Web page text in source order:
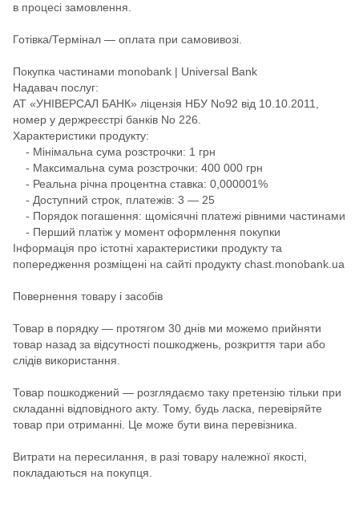
в процесі замовлення.
Готівка/Термінал — оплата при самовивозі.
Покупка частинами monobank | Universal Bank
Надавач послуг:
АТ «УНІВЕРСАЛ БАНК» ліцензія НБУ No92 від 10.10.2011,
номер у держреєстрі банків No 226.
Характеристики продукту:
- Мінімальна сума розстрочки: 1 грн
- Максимальна сума розстрочки: 400 000 грн
- Реальна річна процентна ставка: 0,000001%
- Доступний строк, платежів: 3 — 25
- Порядок погашення: щомісячні платежі рівними частинами
- Перший платіж у момент оформлення покупки
Інформація про істотні характеристики продукту та
попередження розміщені на сайті продукту chast.monobank.ua
Повернення товару і засобів
Товар в порядку — протягом 30 днів ми можемо прийняти
товар назад за відсутності пошкоджень, розкриття тари або
слідів використання.
Товар пошкоджений — розглядаємо таку претензію тільки при
складанні відповідного акту. Тому, будь ласка, перевіряйте
товар при отриманні. Це може бути вина перевізника.
Витрати на пересилання, в разі товару належної якості,
покладаються на покупця.